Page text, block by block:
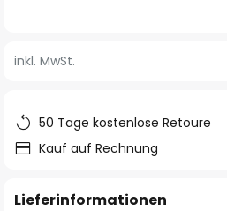
springen
inkl. MwSt.
50 Tage kostenlose Retoure
Kauf auf Rechnung
Lieferinformationen